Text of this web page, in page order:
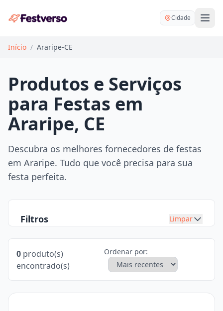
Cidade
Balões delivery
Decoração personalizada
Pegue e Monte
Festa na mesa
Mesas e cadeiras
Bartender
Buffet
DJ
Início / Araripe-CE
Produtos e Serviços
para Festas em
Araripe, CE
Descubra os melhores fornecedores de festas
em Araripe. Tudo que você precisa para sua
festa perfeita.
Filtros Limpar
0 produto(s)
encontrado(s)
Ordenar por: